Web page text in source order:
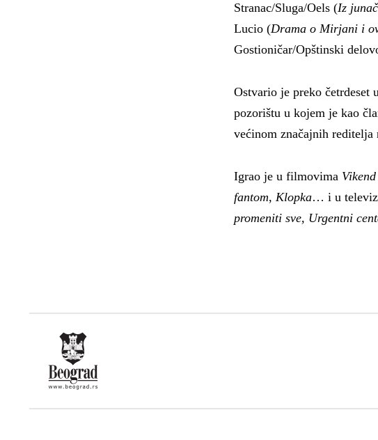
Stranac/Sluga/Oels (Iz
Lucio (Drama o Mirjani i
Gostioničar/Opštinski
Ostvario je preko četrdeset
pozorištu u kojem je kao
većinom značajnih reditelja
Igrao je u filmovima
fantom, Klopka… i u
promeniti sve, Urgentni